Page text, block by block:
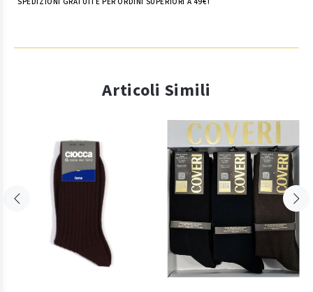
Articoli Simili